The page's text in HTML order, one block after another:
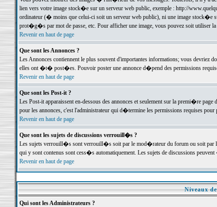
lien vers votre image stock�e sur un serveur web public, exemple : http://
ordinateur (� moins que celui-ci soit un serveur web public), ni une image stock�e
prot�g�s par mot de passe, etc. Pour afficher une image, vous pouvez soit
Revenir en haut de page
Que sont les Annonces ?
Les Annonces contiennent le plus souvent d'importantes informations; vous devriez
elles ont �t� post�es. Pouvoir poster une annonce d�pend des permissions
Revenir en haut de page
Que sont les Post-it ?
Les Post-it apparaissent en-dessous des annonces et seulement sur la premi�re
pour les annonces, c'est l'administrateur qui d�termine les permissions requises pour
Revenir en haut de page
Que sont les sujets de discussions verrouill�s ?
Les sujets verrouill�s sont verrouill�s soit par le mod�rateur du forum ou soit par
qui y sont contenus sont cess�s automatiquement. Les sujets de discussions
Revenir en haut de page
Niveaux
Qui sont les Administrateurs ?